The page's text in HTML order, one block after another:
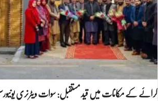
کرائے کے مکانات میں قید مستقبل: سوات ویٹرنری